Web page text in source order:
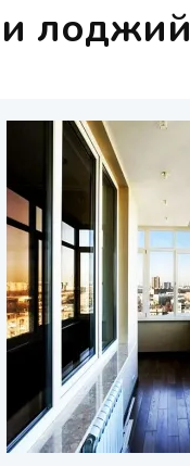
лоджий